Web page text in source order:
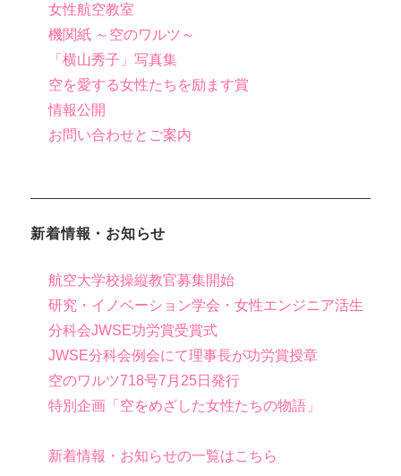
女性航空教室
機関紙 ～空のワルツ～
「横山秀子」写真集
空を愛する女性たちを励ます賞
情報公開
お問い合わせとご案内
新着情報・お知らせ
航空大学校操縦教官募集開始
研究・イノベーション学会・女性エンジニア活生
分科会JWSE功労賞受賞式
JWSE分科会例会にて理事長が功労賞授章
空のワルツ718号7月25日発行
特別企画「空をめざした女性たちの物語」
新着情報・お知らせの一覧はこちら